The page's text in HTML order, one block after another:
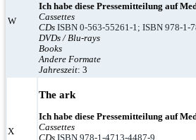
W
Ich habe diese Pressemitteilung auf
Cassettes
CDs ISBN 0-563-55261-1; ISBN 978-1-
DVDs / Blu-rays
Books
Andere Formate
Jahreszeit: 3
X
The ark
Ich habe diese Pressemitteilung auf
Cassettes
CDs ISBN 978-1-4713-4487-9